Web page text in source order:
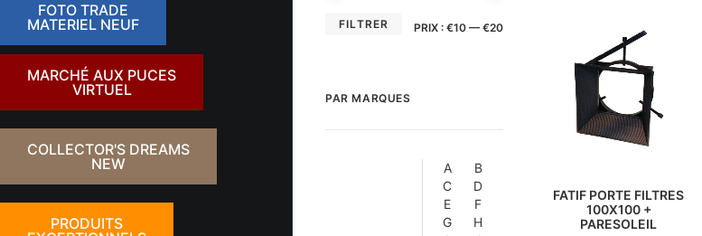
FOTO TRADE
MATERIEL NEUF
MARCHÉ AUX PUCES
VIRTUEL
COLLECTOR'S DREAMS
NEW
PRODUITS
FILTRER PRIX : €10 — €20
PAR MARQUES
A
B
C
D
E
F
G
H
FATIF PORTE FILTRES
100X100 +
PARESOLEIL